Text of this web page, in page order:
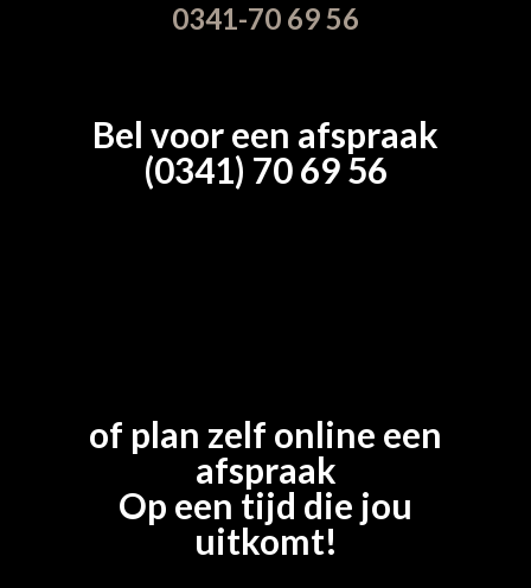
0341-70 69 56
Bel voor een afspraak
(0341) 70 69 56
of plan zelf online een
afspraak
Op een tijd die jou
uitkomt!